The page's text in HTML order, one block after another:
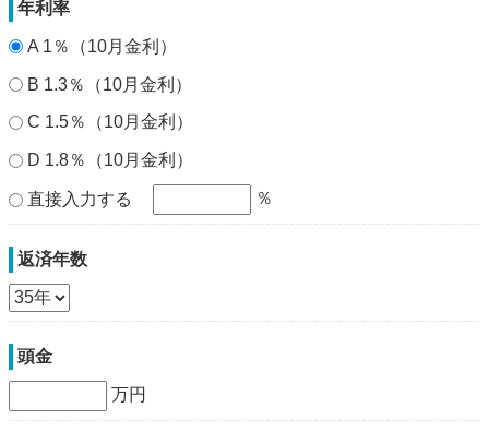
年利率
A 1％（10月金利）
B 1.3％（10月金利）
C 1.5％（10月金利）
D 1.8％（10月金利）
直接入力する ％
返済年数
頭金
万円